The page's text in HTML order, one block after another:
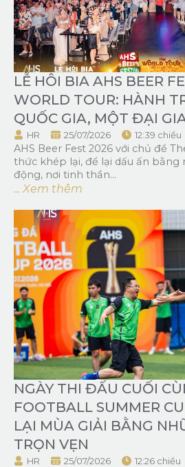
LỄ HÔI BIA AHS BEER
WORLD TOUR: HÀNH
QUỐC GIA, MỘT ĐẠI
HR 25/07/2026 12:39 chiều
AHS Beer Fest 2026 với chủ đề
thức khép lại, để lại dấu ấn bằng
động, nơi tinh thần...
... Xem thêm
NGÀY THI ĐẤU CUỐI
FOOTBALL SUMMER
LẠI MÙA GIẢI BẰNG
TRỌN VẸN
HR 25/07/2026 12:26 chiều